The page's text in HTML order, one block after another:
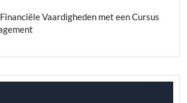
Vaardigheden met een Cursus